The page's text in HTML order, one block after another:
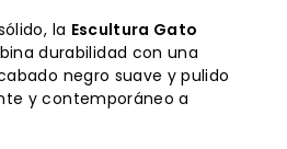
la Escultura Gato
durabilidad con una
negro suave y pulido
y contemporáneo a